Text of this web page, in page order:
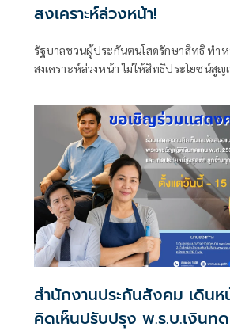
สงเคราะห์ล่วงหน้า!
รัฐบาลชวนผู้ประกันตนโสดรักษาสิทธิ ทำ
สงเคราะห์ล่วงหน้า ไม่ให้สิทธิประโยชน์สู
เงินได้ภายใน 2 ปี
สำนักงานประกันสังคม เดินห
คิดเห็นปรับปรุง พ.ร.บ.เงินท